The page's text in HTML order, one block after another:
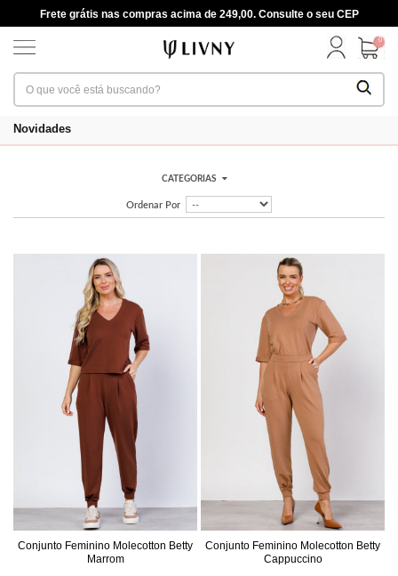
Frete grátis nas compras acima de 249,00. Consulte o seu CEP
0
Novidades
CATEGORIAS
Ordenar Por
Conjunto Feminino Molecotton Betty
Marrom
Conjunto Feminino Molecotton Betty
Cappuccino